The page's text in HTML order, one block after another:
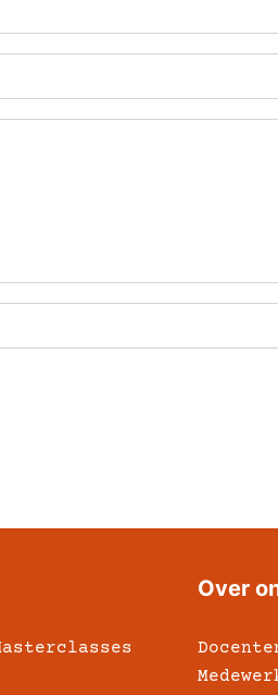
Over